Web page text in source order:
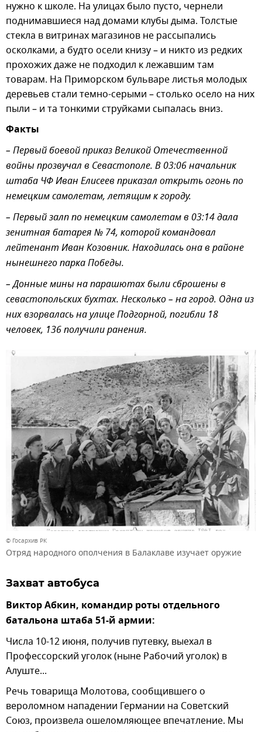
нужно к школе. На улицах было пусто, чернели
поднимавшиеся над домами клубы дыма. Толстые
стекла в витринах магазинов не рассыпались
осколками, а будто осели книзу – и никто из редких
прохожих даже не подходил к лежавшим там
товарам. На Приморском бульваре листья молодых
деревьев стали темно-серыми – столько осело на них
пыли – и та тонкими струйками сыпалась вниз.
Факты
– Первый боевой приказ Великой Отечественной
войны прозвучал в Севастополе. В 03:06 начальник
штаба ЧФ Иван Елисеев приказал открыть огонь по
немецким самолетам, летящим к городу.
– Первый залп по немецким самолетам в 03:14 дала
зенитная батарея № 74, которой командовал
лейтенант Иван Козовник. Находилась она в районе
нынешнего парка Победы.
– Донные мины на парашютах были сброшены в
севастопольских бухтах. Несколько – на город. Одна из
них взорвалась на улице Подгорной, погибли 18
человек, 136 получили ранения.
© Госархив РК
Отряд народного ополчения в Балаклаве изучает оружие
Захват автобуса
Виктор Абкин, командир роты отдельного
батальона штаба 51-й армии:
Числа 10-12 июня, получив путевку, выехал в
Профессорский уголок (ныне Рабочий уголок) в
Алуште...
Речь товарища Молотова, сообщившего о
вероломном нападении Германии на Советский
Союз, произвела ошеломляющее впечатление. Мы